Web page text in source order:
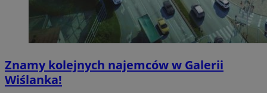
Znamy kolejnych najemców w Galerii
Wiślanka!